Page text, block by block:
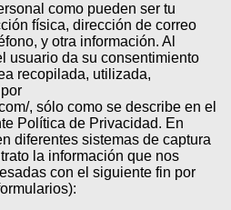
como pueden ser tu
física, dirección de correo
y otra información. Al
usuario da su consentimiento
recopilada, utilizada,
, sólo como se describe en el
Política de Privacidad. En
diferentes sistemas de captura
la información que nos
con el siguiente fin por